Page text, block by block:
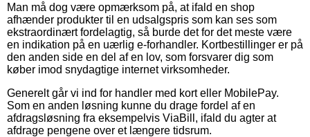
Man må dog være opmærksom på, at ifald en shop
afhænder produkter til en udsalgspris som kan ses som
ekstraordinært fordelagtig, så burde det for det meste være
en indikation på en uærlig e-forhandler. Kortbestillinger er på
den anden side en del af en lov, som forsvarer dig som
køber imod snydagtige internet virksomheder.
Generelt går vi ind for handler med kort eller MobilePay.
Som en anden løsning kunne du drage fordel af en
afdragsløsning fra eksempelvis ViaBill, ifald du agter at
afdrage pengene over et længere tidsrum.